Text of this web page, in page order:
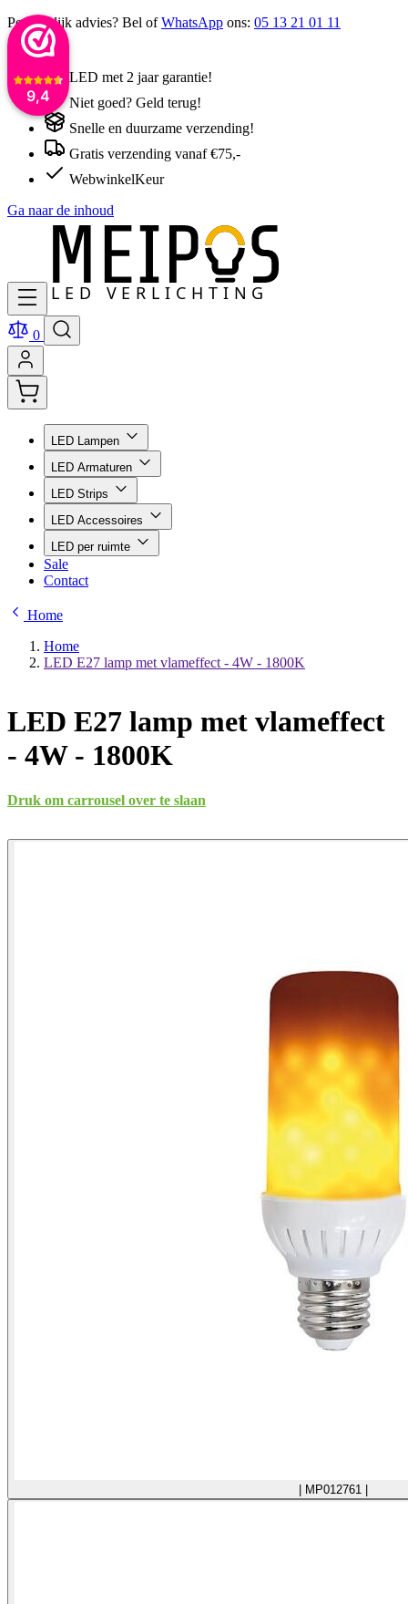
9,4
Persoonlijk advies? Bel ofWhatsApp ons: 05 13 21 01 11
LED met 2 jaar garantie!
Niet goed? Geld terug!
Snelle en duurzame verzending!
Gratis verzending vanaf €75,-
WebwinkelKeur
Ga naar de inhoud
0
LED Lampen
LED Armaturen
LED Strips
LED Accessoires
LED per ruimte
Sale
Contact
Home
Home
LED E27 lamp met vlameffect - 4W - 1800K
LED E27 lamp met vlameffect
- 4W - 1800K
Druk om carrousel over te slaan
| MP012761 |